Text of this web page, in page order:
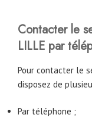
Contacter le
LILLE par
Pour contacter le
disposez de
Par téléphone ;